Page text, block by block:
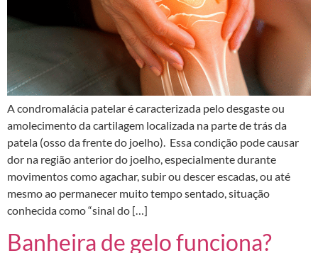
A condromalácia patelar é caracterizada pelo desgaste ou
amolecimento da cartilagem localizada na parte de trás da
patela (osso da frente do joelho). Essa condição pode causar
dor na região anterior do joelho, especialmente durante
movimentos como agachar, subir ou descer escadas, ou até
mesmo ao permanecer muito tempo sentado, situação
conhecida como “sinal do […]
Banheira de gelo funciona?